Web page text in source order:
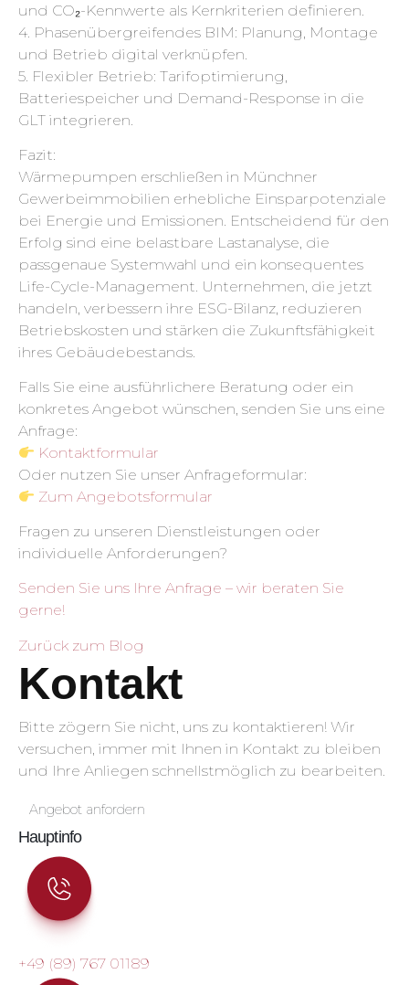
und CO₂-Kennwerte als Kernkriterien definieren.
4. Phasenübergreifendes BIM: Planung, Montage
und Betrieb digital verknüpfen.
5. Flexibler Betrieb: Tarifoptimierung,
Batteriespeicher und Demand-Response in die
GLT integrieren.
Fazit:
Wärmepumpen erschließen in Münchner
Gewerbeimmobilien erhebliche Einsparpotenziale
bei Energie und Emissionen. Entscheidend für den
Erfolg sind eine belastbare Lastanalyse, die
passgenaue Systemwahl und ein konsequentes
Life-Cycle-Management. Unternehmen, die jetzt
handeln, verbessern ihre ESG-Bilanz, reduzieren
Betriebskosten und stärken die Zukunftsfähigkeit
ihres Gebäudebestands.
Falls Sie eine ausführlichere Beratung oder ein
konkretes Angebot wünschen, senden Sie uns eine
Anfrage:
Kontaktformular
Oder nutzen Sie unser Anfrageformular:
Zum Angebotsformular
Fragen zu unseren Dienstleistungen oder
individuelle Anforderungen?
Senden Sie uns Ihre Anfrage – wir beraten Sie
gerne!
Zurück zum Blog
Kontakt
Bitte zögern Sie nicht, uns zu kontaktieren! Wir
versuchen, immer mit Ihnen in Kontakt zu bleiben
und Ihre Anliegen schnellstmöglich zu bearbeiten.
Angebot anfordern
Hauptinfo
+49 (89) 767 01189